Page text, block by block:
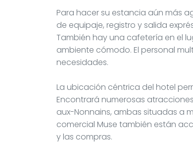
Para hacer su estancia aún más
de equipaje, registro y salida
También hay una cafetería en el
ambiente cómodo. El personal
necesidades.
La ubicación céntrica del hotel
Encontrará numerosas
aux-Nonnains, ambas situadas a
comercial Muse también están
y las compras.